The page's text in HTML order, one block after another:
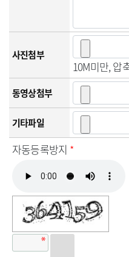
사진첨부
10M미만, 압
동영상첨부
기타파일
자동등록방지 *